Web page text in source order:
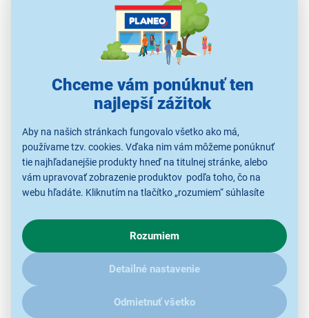
Chceme vám ponúknuť ten
najlepší zážitok
Aby na našich stránkach fungovalo všetko ako má,
používame tzv. cookies. Vďaka nim vám môžeme ponúknuť
tie najhľadanejšie produkty hneď na titulnej stránke, alebo
vám upravovať zobrazenie produktov podľa toho, čo na
webu hľadáte. Kliknutím na tlačítko „rozumiem“ súhlasíte
o chovaní na webe pre zobrazovaní cielených reklám.
V prípade že vás zaujímajú detaily, ako u nás s cookies a
ďalšími údaji pracujeme, kliknitesem.
Rozumiem
Detailné nastavenie
Odmietnuť všetko
Trojuholníkové toasty na večeru aj desiatu
Ak ste práve prišli z práce a nechce sa vám nič variť,
využite sendvičovač a jeho dosku na pečenie na
prípravu trojuholníkových toastov. Behom pár minút a
bez prílišného vynaloženého úsilia vykúzlite
jednoduchú, avšak obľúbenú večeru či desiatu. U tejto
obľúbenej kulinárskej rýchlovkyzískavate priestor na
experimentovanie, či už so syrmi, korením (napr.
sladká paprika), či zeleninou (paradajky). Voľba
toastového chleba je tiež úplne na vás.